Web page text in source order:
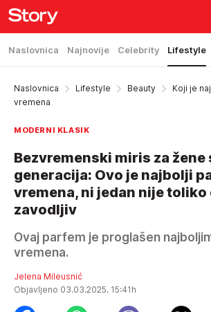
Naslovnica Najnovije Celebrity Lifestyle
Naslovnica Lifestyle Beauty
Koji je
vremena
MODERNI KLASIK
Bezvremenski miris za žene
generacija: Ovo je najbolji
vremena, ni jedan nije toliko
zavodljiv
Ovaj parfem je proglašen
vremena.
Jelena Mileusnić
Objavljeno 03.03.2025. 15:41h